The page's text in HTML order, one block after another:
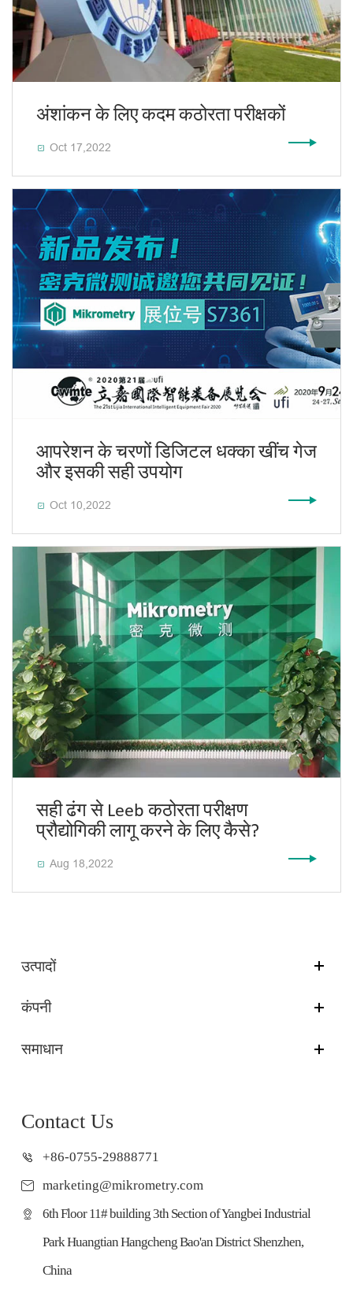
अंशांकन के लिए कदम कठोरता परीक्षकों
 Oct 17,2022
आपरेशन के चरणों डिजिटल धक्का खींच गेज
और इसकी सही उपयोग
 Oct 10,2022
सही ढंग से Leeb कठोरता परीक्षण
प्रौद्योगिकी लागू करने के लिए कैसे?
 Aug 18,2022
उत्पादों
कंपनी
समाधान
Contact Us
+86-0755-29888771
marketing@mikrometry.com
6th Floor 11# building 3th Section of Yangbei Industrial
Park Huangtian Hangcheng Bao'an District Shenzhen,
China